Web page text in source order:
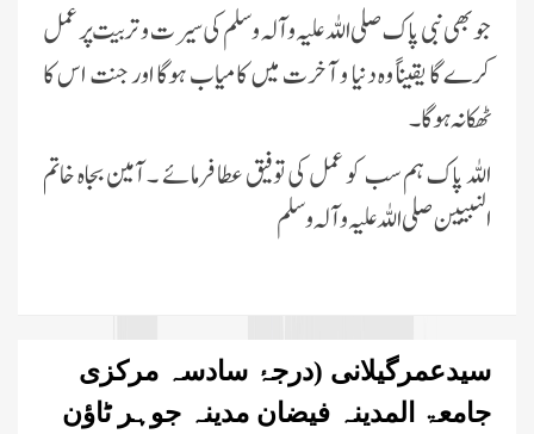
جو بھی نبی پاک صلی اللہ علیہ وآلہ وسلم کی سیرت و تربیت پر عمل
کرے گا یقیناً وہ دنیا و آخرت میں کامیاب ہوگا اور جنت اس کا
ٹھکانہ ہوگا ۔
اللہ پاک ہم سب کو عمل کی توفیق عطا فرمائے ۔ آمین بجاہ خاتم
النبیین صلی اللہ علیہ وآلہ وسلم
سیدعمرگیلانی (درجۂ سادسہ مرکزی
جامعۃ المدینہ فیضان مدینہ جوہر ٹاؤن